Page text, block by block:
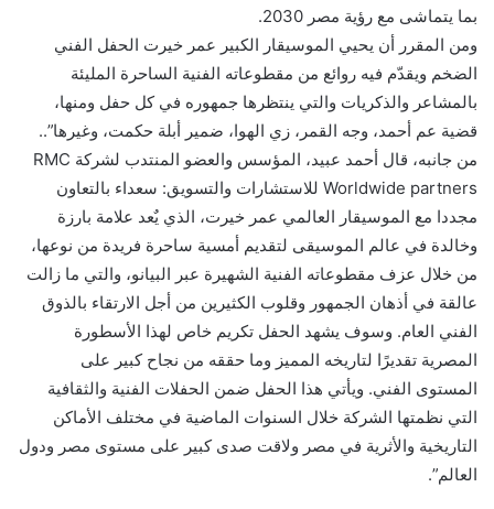
بما يتماشى مع رؤية مصر 2030.
ومن المقرر أن يحيي الموسيقار الكبير عمر خيرت الحفل الفني
الضخم ويقدّم فيه روائع من مقطوعاته الفنية الساحرة المليئة
بالمشاعر والذكريات والتي ينتظرها جمهوره في كل حفل ومنها،
قضية عم أحمد، وجه القمر، زي الهوا، ضمير أبلة حكمت، وغيرها”..
من جانبه، قال أحمد عبيد، المؤسس والعضو المنتدب لشركة RMC
Worldwide partners للاستشارات والتسويق: سعداء بالتعاون
مجددا مع الموسيقار العالمي عمر خيرت، الذي يٌعد علامة بارزة
وخالدة في عالم الموسيقى لتقديم أمسية ساحرة فريدة من نوعها،
من خلال عزف مقطوعاته الفنية الشهيرة عبر البيانو، والتي ما زالت
عالقة في أذهان الجمهور وقلوب الكثيرين من أجل الارتقاء بالذوق
الفني العام. وسوف يشهد الحفل تكريم خاص لهذا الأسطورة
المصرية تقديرًا لتاريخه المميز وما حققه من نجاح كبير على
المستوى الفني. ويأتي هذا الحفل ضمن الحفلات الفنية والثقافية
التي نظمتها الشركة خلال السنوات الماضية في مختلف الأماكن
التاريخية والأثرية في مصر ولاقت صدى كبير على مستوى مصر ودول
العالم”.